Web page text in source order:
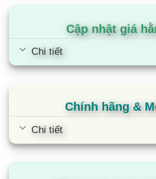
mà lại không bị nhàu hay
phục
Máy giặt cửa ngang sử dụng
Thời gian bảo hành máy nén
Cập nhật giá
Chi tiết
Chính hãng &
Chi tiết